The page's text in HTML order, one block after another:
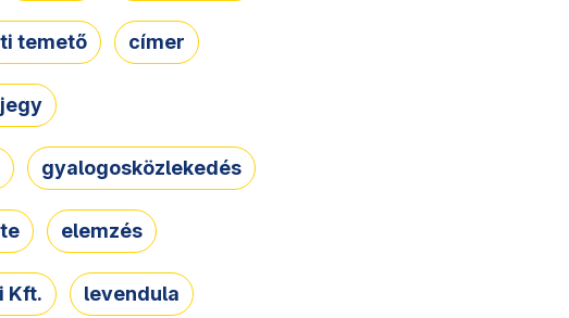
temető címer
gyalogosközlekedés
elemzés
Kft. levendula